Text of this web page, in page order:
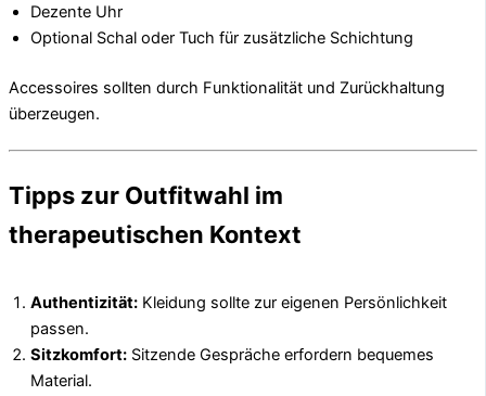
Dezente Uhr
Optional Schal oder Tuch für zusätzliche Schichtung
Accessoires sollten durch Funktionalität und Zurückhaltung
überzeugen.
Tipps zur Outfitwahl im
therapeutischen Kontext
Authentizität: Kleidung sollte zur eigenen Persönlichkeit
passen.
Sitzkomfort: Sitzende Gespräche erfordern bequemes
Material.